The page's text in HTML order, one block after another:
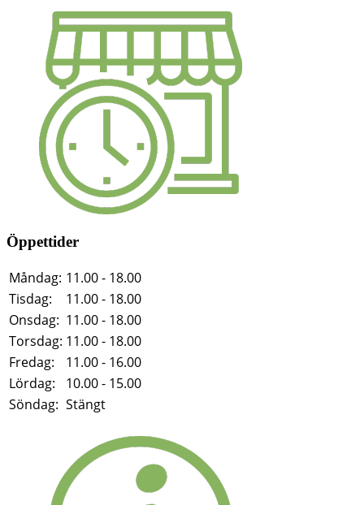
Öppettider
Måndag: 11.00 - 18.00
Tisdag:
11.00 - 18.00
Onsdag: 11.00 - 18.00
Torsdag: 11.00 - 18.00
Fredag:
11.00 - 16.00
Lördag:
10.00 - 15.00
Söndag: Stängt